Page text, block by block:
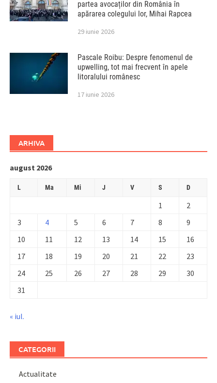
partea avocaților din România în
apărarea colegului lor, Mihai Rapcea
29 iunie 2026
Pascale Roibu: Despre fenomenul de
upwelling, tot mai frecvent în apele
litoralului românesc
17 iunie 2026
ARHIVA
august 2026
L Ma Mi J V S D
1
2
3
4 5 6 7 8
9
10
11 12 13 14 15
16
17
18 19 20 21 22
23
24
25 26 27 28 29
30
31
« iul.
CATEGORII
Actualitate